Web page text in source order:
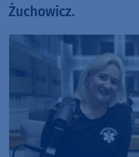
Żuchowicz.